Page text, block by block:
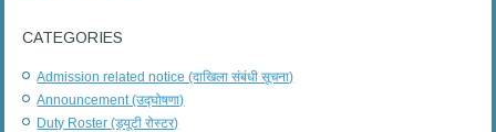
CATEGORIES
Admission related notice (दाखिला संबंधी सूचना)
Announcement (उद्घोषणा)
Duty Roster (ड्यूटी रोस्टर)